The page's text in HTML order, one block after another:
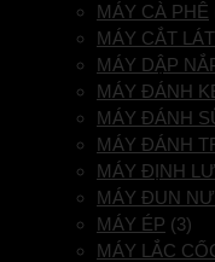
MÁY CÀ PHÊ
MÁY CẮT
MÁY DẬP
MÁY ĐÁNH
MÁY ĐÁNH
MÁY ĐÁNH
MÁY ĐỊNH
MÁY ĐUN
MÁY ÉP (3)
MÁY LẮC